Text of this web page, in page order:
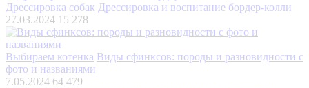
Дрессировка собак Дрессировка и воспитание бордер-колли
27.03.2024 15 278
Выбираем котенка Виды сфинксов: породы и разновидности с
фото и названиями
7.05.2024 64 479